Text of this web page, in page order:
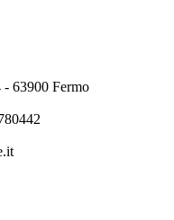
63900 Fermo